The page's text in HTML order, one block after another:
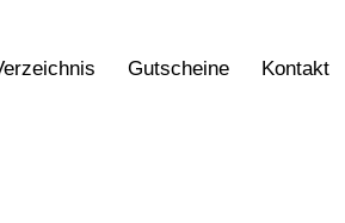
Gutscheine Kontakt